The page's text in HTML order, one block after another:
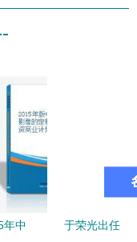
年中
于荣光出任